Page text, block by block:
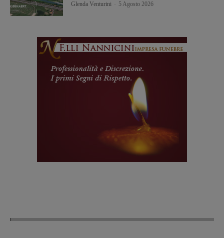
Glenda Venturini 5 Agosto 2026